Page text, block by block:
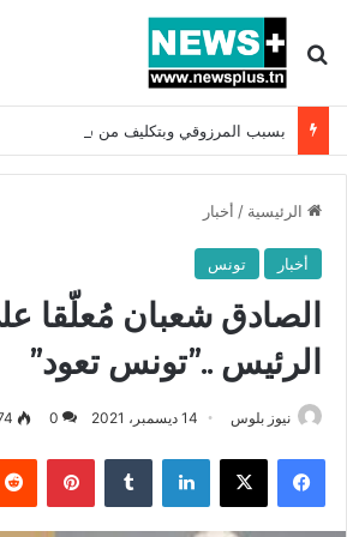
بحث عن
الرئيسية / أخبار
أخبار تونس
الصادق شعبان مُعلّقا
الرئيس ..”تونس تعود”
نيوز بلوس 14 ديسمبر، 2021 0
فيسبوك X لينكدإن